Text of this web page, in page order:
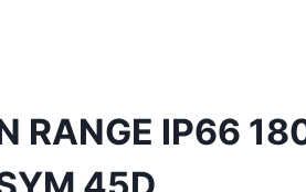
RANGE IP66